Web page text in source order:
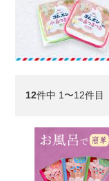
12件中 1〜12件目